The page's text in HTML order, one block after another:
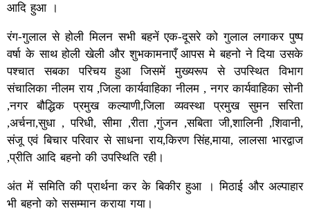
आदि हुआ ।
रंग-गुलाल से होली मिलन सभी बहनें एक-दूसरे को गुलाल लगाकर पुष्प
वर्षा के साथ होली खेली और शुभकामनाएँ आपस मे बहनो ने दिया उसके
पश्चात सबका परिचय हुआ जिसमें मुख्यरूप से उपस्थित विभाग
संचालिका नीलम राय ,जिला कार्यवाहिका नीलम , नगर कार्यवाहिका सोनी
,नगर बौद्धिक प्रमुख कल्याणी,जिला व्यवस्था प्रमुख सुमन सरिता
,अर्चना,सुधा , परिधी, सीमा ,रीता ,गुंजन ,सबिता जी,शालिनी ,शिवानी,
संजू एवं बिचार परिवार से साधना राय,किरण सिंह,माया, लालसा भारद्वाज
,प्रीति आदि बहनो की उपस्थिति रही।
अंत में समिति की प्रार्थना कर के बिकीर हुआ । मिठाई और अल्पाहार
भी बहनो को ससम्मान कराया गया।